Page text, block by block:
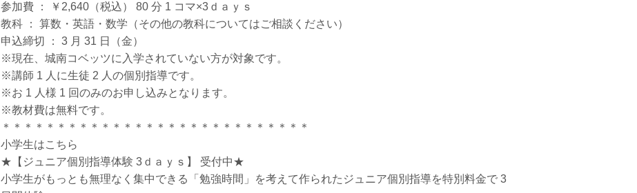
参加費 ： ￥2,640（税込） 80 分 1 コマ×3ｄａｙｓ
教科 ： 算数・英語・数学（その他の教科についてはご相談ください）
申込締切 ： 3 月 31 日（金）
※現在、城南コベッツに入学されていない方が対象です。
※講師 1 人に生徒 2 人の個別指導です。
※お 1 人様 1 回のみのお申し込みとなります。
※教材費は無料です。
＊＊＊＊＊＊＊＊＊＊＊＊＊＊＊＊＊＊＊＊＊＊＊＊＊＊＊＊
小学生はこちら
★【ジュニア個別指導体験 3ｄａｙｓ】 受付中★
小学生がもっとも無理なく集中できる「勉強時間」を考えて作られたジュニア個別指導を特別料金で 3